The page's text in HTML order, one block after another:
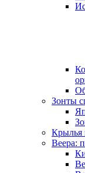
Зонты
Крылья
Веера: